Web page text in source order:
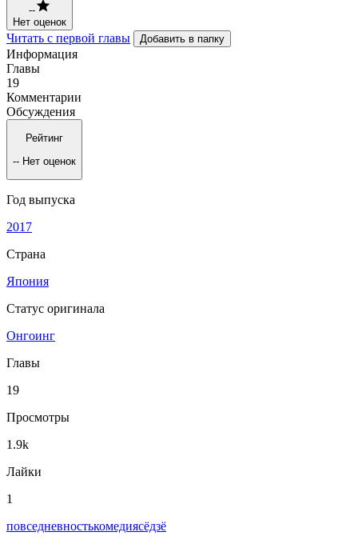
--
Нет оценок
Читать с первой главы Добавить в папку
Информация
Главы
19
Комментарии
Обсуждения
Рейтинг
-- Нет оценок
Год выпуска
2017
Страна
Япония
Статус оригинала
Онгоинг
Главы
19
Просмотры
1.9k
Лайки
1
повседневностькомедиясёдзё